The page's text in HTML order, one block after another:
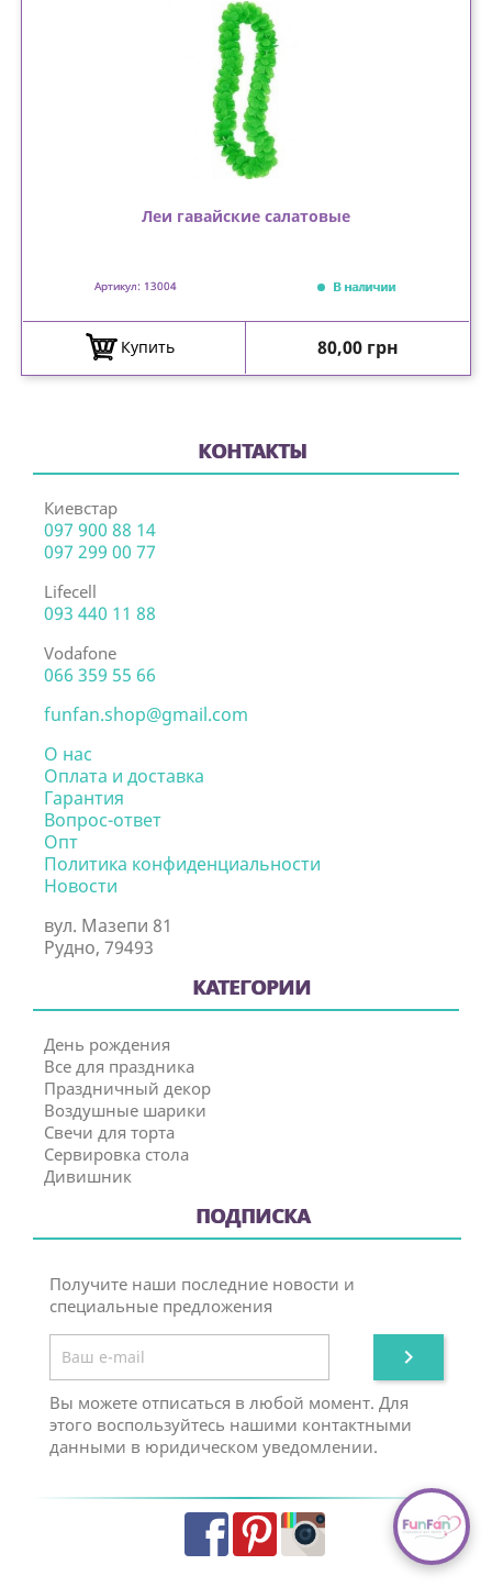
Леи гавайские салатовые
Артикул: 13004 В наличии
Купить Цена
80,00 грн
КОНТАКТЫ
Киевстар
097 900 88 14
097 299 00 77
Lifecell
093 440 11 88
Vodafone
066 359 55 66
funfan.shop@gmail.com
О нас
Оплата и доставка
Гарантия
Вопрос-ответ
Опт
Политика конфиденциальности
Новости
вул. Мазепи 81
Рудно, 79493
КАТЕГОРИИ
День рождения
Все для праздника
Праздничный декор
Воздушные шарики
Свечи для торта
Сервировка стола
Дивишник
ПОДПИСКА
Получите наши последние новости и
специальные предложения

Вы можете отписаться в любой момент. Для
этого воспользуйтесь нашими контактными
данными в юридическом уведомлении.
FacebookPinterestInstagram